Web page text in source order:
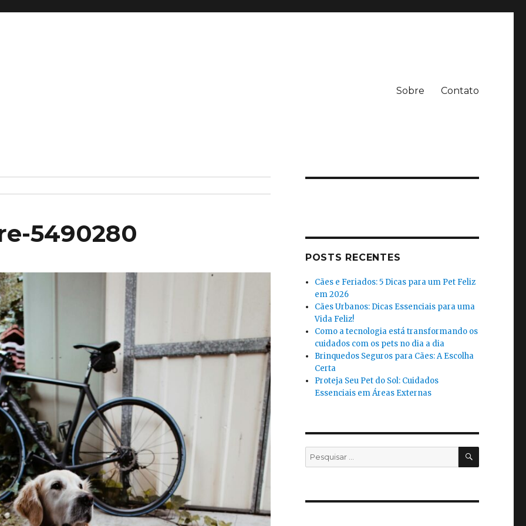
Sobre Contato
5490280
POSTS RECENTES
Cães e Feriados: 5 Dicas para um Pet Feliz
em 2026
Cães Urbanos: Dicas Essenciais para uma
Vida Feliz!
Como a tecnologia está transformando os
cuidados com os pets no dia a dia
Brinquedos Seguros para Cães: A Escolha
Certa
Proteja Seu Pet do Sol: Cuidados
Essenciais em Áreas Externas
Pesquisar
por: